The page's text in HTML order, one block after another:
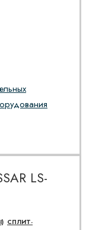
LS-
СПЛИТ-